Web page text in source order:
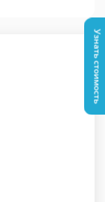
Узнать стоимость